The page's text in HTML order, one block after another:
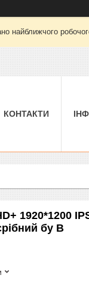
найближчого
КОНТАКТИ
1920*1200
бу B